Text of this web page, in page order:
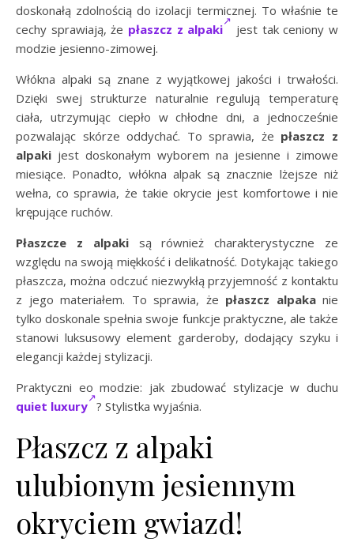
doskonałą zdolnością do izolacji termicznej. To właśnie te
cechy sprawiają, że płaszcz z alpaki
jest tak ceniony w
modzie jesienno-zimowej.
Włókna alpaki są znane z wyjątkowej jakości i trwałości.
Dzięki swej strukturze naturalnie regulują temperaturę
ciała, utrzymując ciepło w chłodne dni, a jednocześnie
pozwalając skórze oddychać. To sprawia, że płaszcz z
alpaki jest doskonałym wyborem na jesienne i zimowe
miesiące. Ponadto, włókna alpak są znacznie lżejsze niż
wełna, co sprawia, że takie okrycie jest komfortowe i nie
krępujące ruchów.
Płaszcze z alpakisą również charakterystyczne ze
względu na swoją miękkość i delikatność. Dotykając takiego
płaszcza, można odczuć niezwykłą przyjemność z kontaktu
z jego materiałem. To sprawia, że płaszcz alpakanie
tylko doskonale spełnia swoje funkcje praktyczne, ale także
stanowi luksusowy element garderoby, dodający szyku i
elegancji każdej stylizacji.
Praktyczni eo modzie: jak zbudować stylizacje w duchu
quiet luxury ? Stylistka wyjaśnia.
Płaszcz z alpaki
ulubionym jesiennym
okryciem gwiazd!